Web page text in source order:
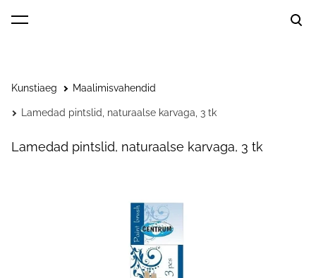
lisati ostukorvi.
Kunstiaeg Maalimisvahendid
Lamedad pintslid, naturaalse karvaga, 3 tk
Lamedad pintslid, naturaalse karvaga, 3 tk